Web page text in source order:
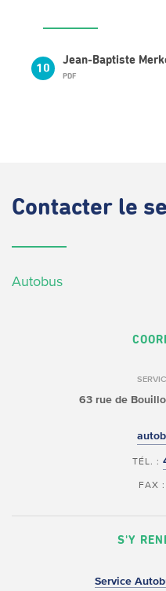
10
Jean-Baptiste
PDF
Contacter le
Autobus
63 rue de
TÉL. :
FAX
S'Y
Service